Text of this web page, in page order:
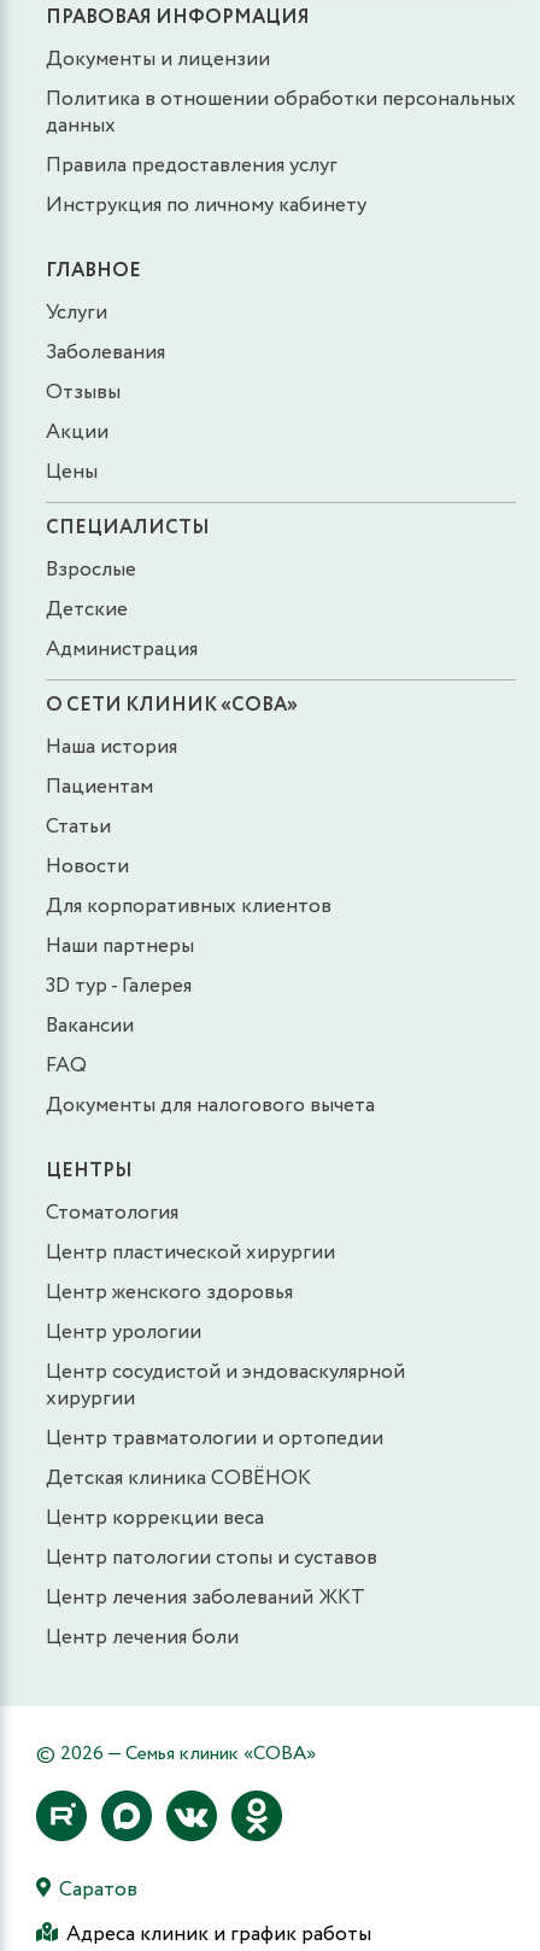
ПРАВОВАЯ ИНФОРМАЦИЯ
Документы и лицензии
Политика в отношении обработки персональных
данных
Правила предоставления услуг
Инструкция по личному кабинету
ГЛАВНОЕ
Услуги
Заболевания
Отзывы
Акции
Цены
СПЕЦИАЛИСТЫ
Взрослые
Детские
Администрация
О СЕТИ КЛИНИК «СОВА»
Наша история
Пациентам
Статьи
Новости
Для корпоративных клиентов
Наши партнеры
3D тур - Галерея
Вакансии
FAQ
Документы для налогового вычета
ЦЕНТРЫ
Стоматология
Центр пластической хирургии
Центр женского здоровья
Центр урологии
Центр сосудистой и эндоваскулярной
хирургии
Центр травматологии и ортопедии
Детская клиника СОВЁНОК
Центр коррекции веса
Центр патологии стопы и суставов
Центр лечения заболеваний ЖКТ
Центр лечения боли
© 2026 — Семья клиник «СОВА»
Саратов
Адреса клиник и график работы